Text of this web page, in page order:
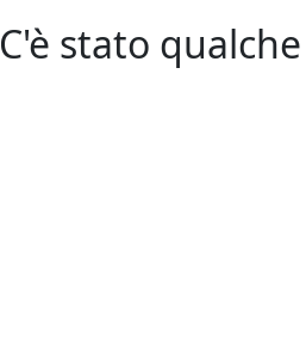
C'è stato